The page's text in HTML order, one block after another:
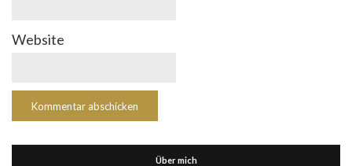
Website
Über mich